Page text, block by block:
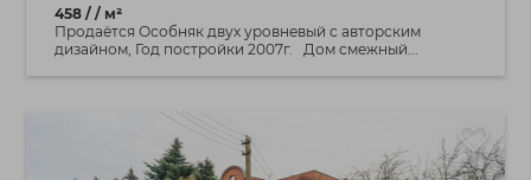
458 / / м²
Продаётся Особняк двух уровневый с авторским
дизайном, Год постройки 2007г. Дом смежный...